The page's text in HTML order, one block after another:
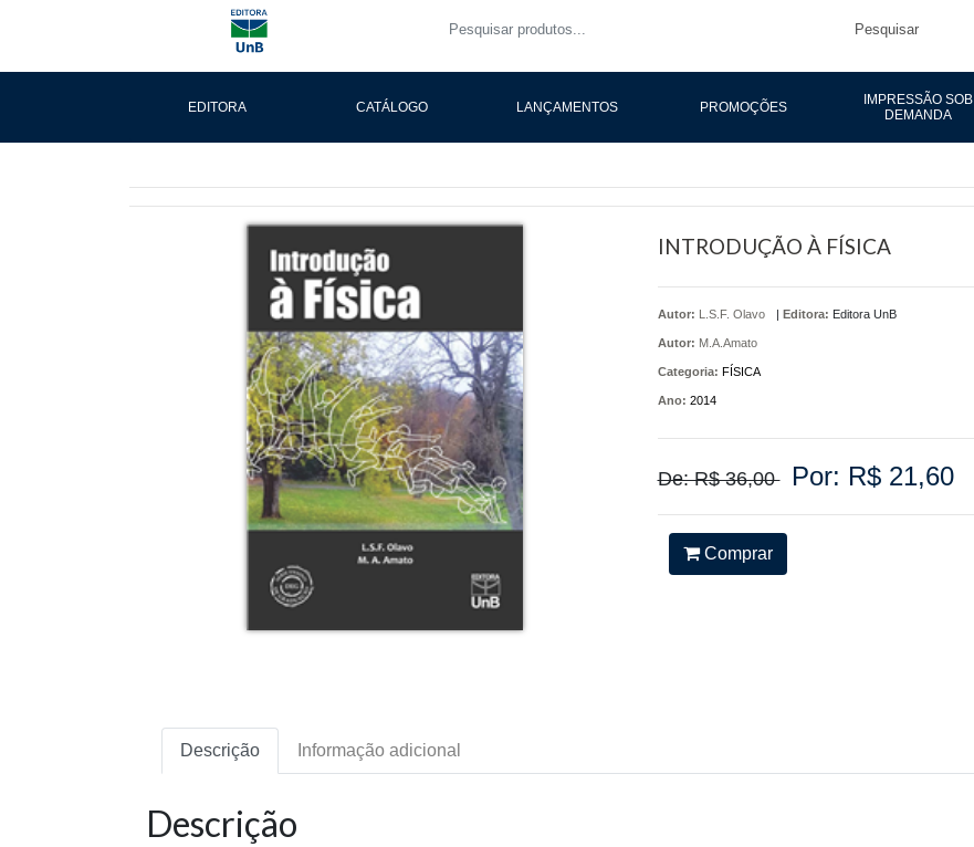
Pesquisar
EDITORA CATÁLOGO LANÇAMENTOS PROMOÇÕES
IMPRESSÃO SOB
DEMANDA
INTRODUÇÃO À FÍSICA
Autor: L.S.F. Olavo
Autor: M.A.Amato
| Editora: Editora UnB
Categoria: FÍSICA
Ano: 2014
De: R$ 36,00 Por: R$ 21,60
Comprar
Descrição Informação adicional
Descrição